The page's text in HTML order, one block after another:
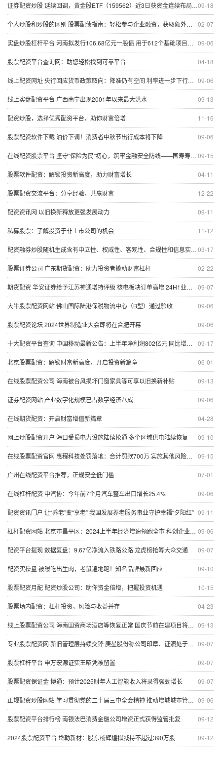
09-18
证券配资炒股 延续回调，黄金股ETF（159562）近3日获资金连续布局，盘中持续溢价
02-07
个人炒股和炒股的区别 股票配债指南：轻松参与企业融资，获取额外收益
09-06
实盘炒股杠杆平台 河南拟发行106.68亿元一般债 用于612个基础项目建设等（附项目清单）
04-18
股票配资平台查询网：助您轻松找到可靠平台
09-06
线上配资网址 央行回应货币政策取向：降准仍有空间 利率进一步下行面临一定约束
09-13
线上实盘配资平台 广西南宁出现2001年以来最大洪水
11-16
配资炒股，选择优秀配资平台，助你财富倍增
09-06
股票配资软件下载 油价下调！消费者中秋节出行成本将下降
09-15
在线配资股票平台 坚守“保险为民”初心，筑牢金融安全防线——国寿寿险“金融教育宣传月”活动火热开展中
04-11
股票软件配资：解锁投资新高度，助力财富增长
12-22
股票配资交流平台：分享经验，共赢财富
09-11
配资资讯网 以旧换新释放更强发展动力
11-12
私募股票：了解投资于非上市公司的机会
03-17
配资融券炒股随机生成含有中立性、权威性、客观性、合规性和信息实用性适合网站发布不超30字的标题
02-22
股票证券公司 广东期货配资：助力投资者撬动财富杠杆
09-07
期货配资 华安证券给予江苏神通增持评级 核电板块订单高增 24H1业绩稳步增长
09-06
大牛股票配资网站 佛山国际陆港保税物流中心（B型）通过验收
09-06
股票配资论坛 2024世界制造业大会即将在合肥开幕
09-17
十大配资平台查询 中国移动最新公告：上半年净利润802亿元 同比增长5.3%
06-01
北京股票配资：解锁财富新高度，开启投资新篇章
09-13
在线股票配资公司 海南被台风损坏门窗家具等可享以旧换新补贴
09-06
证券配资网站 产业数字化规模已占数字经济八成
04-28
在线期货配资：开启财富增值新篇章
09-10
网上炒股配资开户 海口受损电力设施陆续抢通 多个区域供电陆续恢复
09-15
在线股票配资官网 惠程科技处罚落地：合计罚款700万 实施其他风险警示
07-01
广州在线配资平台推荐，正规安全低门槛
09-06
在线杠杆配资 中汽协：今年前7个月汽车整车出口增长25.4%
09-11
配资资讯门户 让“养老”变“享老” 我国发展养老服务事业守护幸福“夕阳红”
09-06
杠杆配资网站 北京市昌平区：2024上半年经济增速领跑全市 科创企业集聚 养老服务全面提升
09-07
配资平台提现 数据复盘：9.67亿净流入铁路公路 龙虎榜抢筹大众交通
09-10
配资实操盘 被曝吃出生肉，老鼠遍地跑！知名品牌最新回应
10-15
股票配资月配 配资炒股公司：助你资金倍增，把握投资机遇
04-23
股票场内配资：杠杆投资，风险与收益并存
09-13
线上股票配资公司 海南国资商场酒店等恢复正常 国庆节前在建项目将全部复工
09-07
专业股票配资网 新旧管理层持续交锋 庚星股份称公司印章、证照处于失控状态
09-07
股票杠杆平台 申万宏源证实王昭凭被留置
09-07
股票配资保证金 博通：预计2025财年人工智能收入将录得强劲增长
09-06
正规配资炒股网站 学习贯彻党的二十届三中全会精神 推动增城城市管理工作高质量发展
09-12
股票配资平台排行榜 南银法巴消费金融公司增资正式获得监管批复
09-12
2024股票配资平台 岱勒新材：股东杨辉煌拟减持不超过390万股